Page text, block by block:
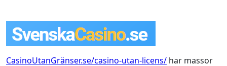
CasinoUtanGränser.se/casino-utan-licens/ har massor